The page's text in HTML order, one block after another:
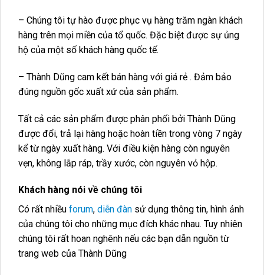
– Chúng tôi tự hào được phục vụ hàng trăm ngàn khách
hàng trên mọi miền của tổ quốc. Đặc biệt được sự ủng
hộ của một số khách hàng quốc tế.
– Thành Dũng cam kết bán hàng với giá rẻ . Đảm bảo
đúng nguồn gốc xuất xứ của sản phẩm.
Tất cả các sản phẩm được phân phối bởi Thành Dũng
được đổi, trả lại hàng hoặc hoàn tiền trong vòng 7 ngày
kể từ ngày xuất hàng. Với điều kiện hàng còn nguyên
vẹn, không lắp ráp, trầy xước, còn nguyên vỏ hộp.
Khách hàng nói về chúng tôi
Có rất nhiều forum, diễn đàn sử dụng thông tin, hình ảnh
của chúng tôi cho những mục đích khác nhau. Tuy nhiên
chúng tôi rất hoan nghênh nếu các bạn dẫn nguồn từ
trang web của Thành Dũng